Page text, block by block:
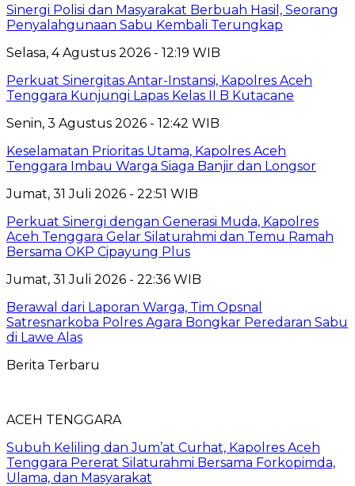
Sinergi Polisi dan Masyarakat Berbuah Hasil, Seorang
Penyalahgunaan Sabu Kembali Terungkap
Selasa, 4 Agustus 2026 - 12:19 WIB
Perkuat Sinergitas Antar-Instansi, Kapolres Aceh
Tenggara Kunjungi Lapas Kelas II B Kutacane
Senin, 3 Agustus 2026 - 12:42 WIB
Keselamatan Prioritas Utama, Kapolres Aceh
Tenggara Imbau Warga Siaga Banjir dan Longsor
Jumat, 31 Juli 2026 - 22:51 WIB
Perkuat Sinergi dengan Generasi Muda, Kapolres
Aceh Tenggara Gelar Silaturahmi dan Temu Ramah
Bersama OKP Cipayung Plus
Jumat, 31 Juli 2026 - 22:36 WIB
Berawal dari Laporan Warga, Tim Opsnal
Satresnarkoba Polres Agara Bongkar Peredaran Sabu
di Lawe Alas
Berita Terbaru
ACEH TENGGARA
Subuh Keliling dan Jum’at Curhat, Kapolres Aceh
Tenggara Pererat Silaturahmi Bersama Forkopimda,
Ulama, dan Masyarakat